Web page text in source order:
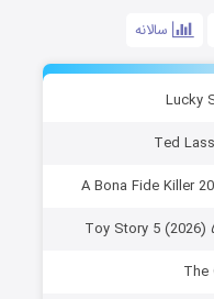
سالانه